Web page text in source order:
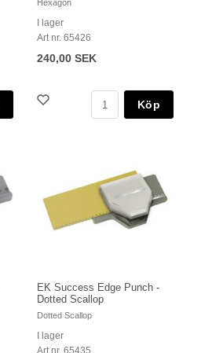
Hexagon
I lager
Art nr. 65426
240,00 SEK
Köp
EK Success Edge Punch -
Dotted Scallop
Dotted Scallop
I lager